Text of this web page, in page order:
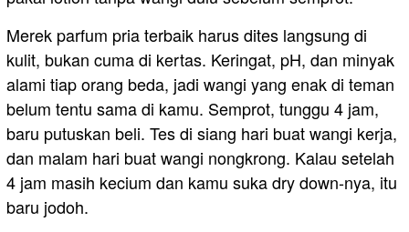
Merek parfum pria terbaik harus dites langsung di
kulit, bukan cuma di kertas. Keringat, pH, dan minyak
alami tiap orang beda, jadi wangi yang enak di teman
belum tentu sama di kamu. Semprot, tunggu 4 jam,
baru putuskan beli. Tes di siang hari buat wangi kerja,
dan malam hari buat wangi nongkrong. Kalau setelah
4 jam masih kecium dan kamu suka dry down-nya, itu
baru jodoh.